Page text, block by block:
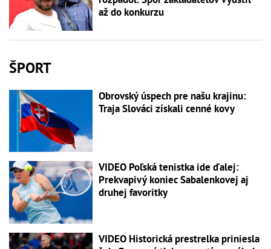
až do konkurzu
ŠPORT
Obrovský úspech pre našu krajinu:
Traja Slováci získali cenné kovy
VIDEO Poľská tenistka ide ďalej:
Prekvapivý koniec Sabalenkovej aj
druhej favoritky
VIDEO Historická prestrelka priniesla